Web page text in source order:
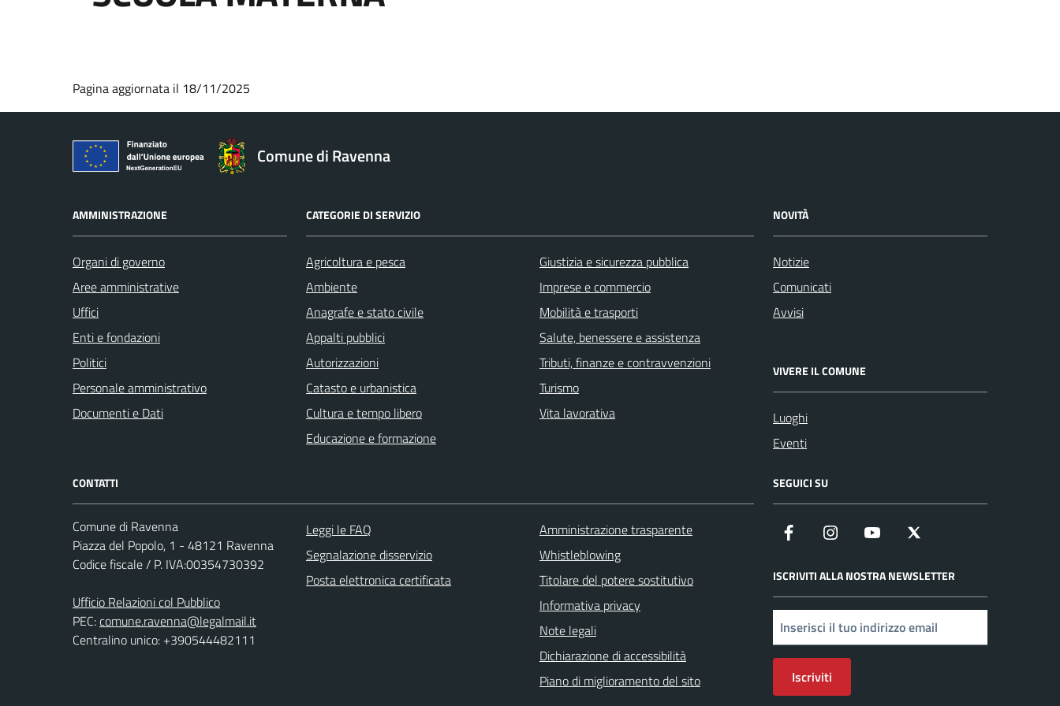
Pagina aggiornata il 18/11/2025
Comune di Ravenna
AMMINISTRAZIONE
Organi di governo
Aree amministrative
Uffici
Enti e fondazioni
Politici
Personale amministrativo
Documenti e Dati
CATEGORIE DI SERVIZIO
Agricoltura e pesca
Ambiente
Anagrafe e stato civile
Appalti pubblici
Autorizzazioni
Catasto e urbanistica
Cultura e tempo libero
Educazione e formazione
Giustizia e sicurezza pubblica
Imprese e commercio
Mobilità e trasporti
Salute, benessere e assistenza
Tributi, finanze e contravvenzioni
Turismo
Vita lavorativa
NOVITÀ
Notizie
Comunicati
Avvisi
VIVERE IL COMUNE
Luoghi
Eventi
CONTATTI
Comune di Ravenna
Piazza del Popolo, 1 - 48121 Ravenna
Codice fiscale / P. IVA:00354730392
Ufficio Relazioni col Pubblico
PEC:comune.ravenna@legalmail.it
Centralino unico: +390544482111
Leggi le FAQ
Segnalazione disservizio
Posta elettronica certificata
Amministrazione trasparente
Whistleblowing
Titolare del potere sostitutivo
Informativa privacy
Note legali
Dichiarazione di accessibilità
Piano di miglioramento del sito
SEGUICI SU
Facebook Instagram YouTube
ISCRIVITI ALLA NOSTRA NEWSLETTER